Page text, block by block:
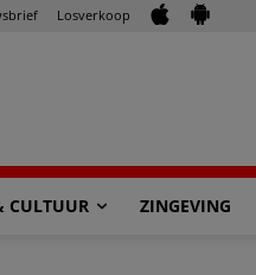
Losverkoop
CULTUUR ZINGEVING